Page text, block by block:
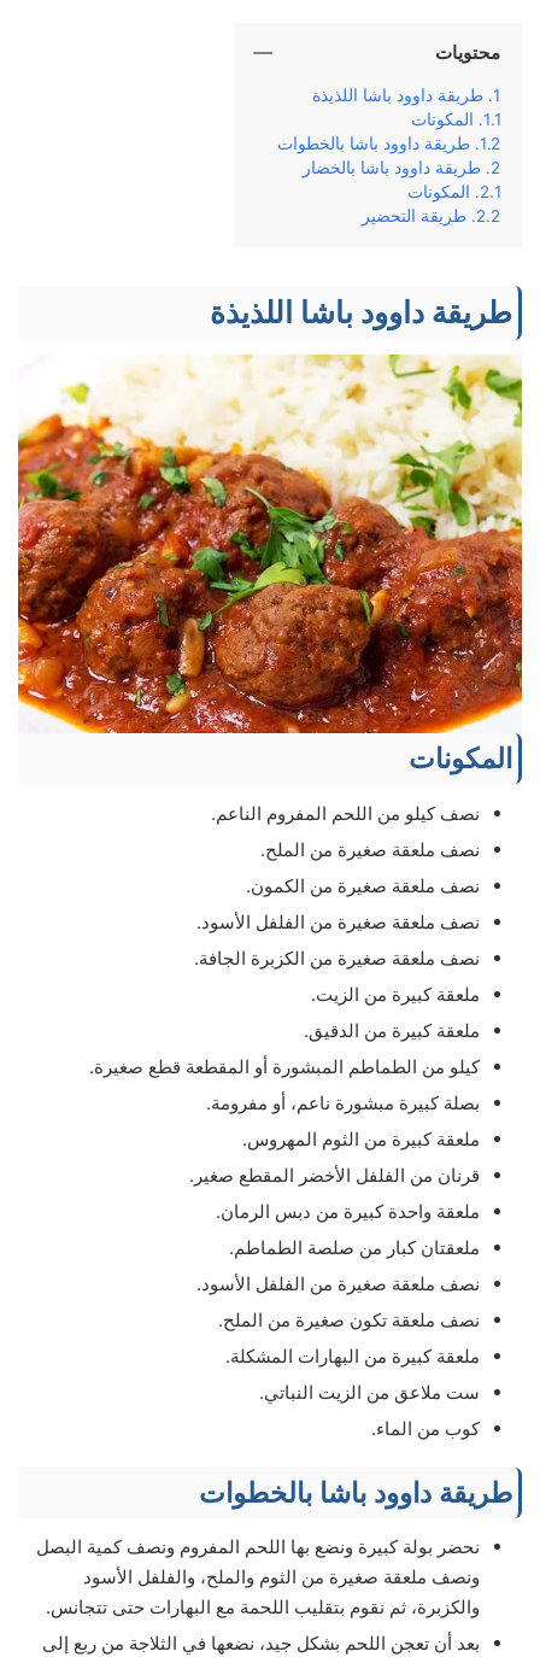
محتويات
طريقة داوود باشا اللذيذة
المكونات
طريقة داوود باشا بالخطوات
طريقة داوود باشا بالخضار
المكونات
طريقة التحضير
طريقة داوود باشا اللذيذة
المكونات
نصف كيلو من اللحم المفروم الناعم.
نصف ملعقة صغيرة من الملح.
نصف ملعقة صغيرة من الكمون.
نصف ملعقة صغيرة من الفلفل الأسود.
نصف ملعقة صغيرة من الكزبرة الجافة.
ملعقة كبيرة من الزيت.
ملعقة كبيرة من الدقيق.
كيلو من الطماطم المبشورة أو المقطعة قطع صغيرة.
بصلة كبيرة مبشورة ناعم، أو مفرومة.
ملعقة كبيرة من الثوم المهروس.
قرنان من الفلفل الأخضر المقطع صغير.
ملعقة واحدة كبيرة من دبس الرمان.
ملعقتان كبار من صلصة الطماطم.
نصف ملعقة صغيرة من الفلفل الأسود.
نصف ملعقة تكون صغيرة من الملح.
ملعقة كبيرة من البهارات المشكلة.
ست ملاعق من الزيت النباتي.
كوب من الماء.
طريقة داوود باشا بالخطوات
نحضر بولة كبيرة ونضع بها اللحم المفروم ونصف كمية البصل
ونصف ملعقة صغيرة من الثوم والملح، والفلفل الأسود
والكزبرة، ثم نقوم بتقليب اللحمة مع البهارات حتى تتجانس.
بعد أن تعجن اللحم بشكل جيد، نضعها في الثلاجة من ربع إلى